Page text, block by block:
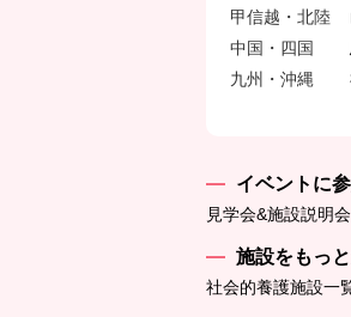
甲信越・北陸
中国・四国
九州・沖縄
イベントに
見学会&施設説明会
施設をもっ
社会的養護施設一